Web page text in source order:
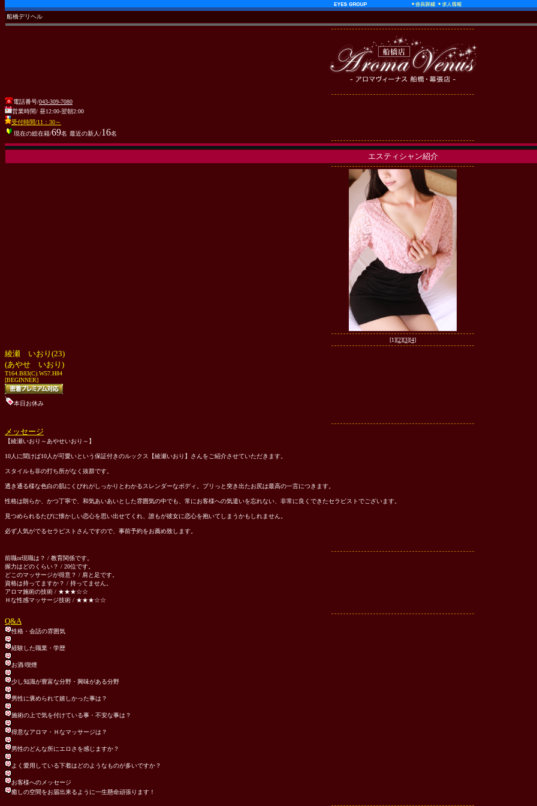
船橋デリヘル
電話番号/043-309-7080
営業時間/ 昼12:00-翌朝2:00
受付時間/11：30～
現在の総在籍/69名 最近の新人/16名
エスティシャン紹介
[1][2][3][4]
綾瀬 いおり(23)
(あやせ いおり)
T164.B83(C).W57.H84
[BEGINNER]
本日お休み
メッセージ
【綾瀬いおり～あやせいおり～】
10人に聞けば10人が可愛いという保証付きのルックス【綾瀬いおり】さんをご紹介させていただきます。
スタイルも非の打ち所がなく抜群です。
透き通る様な色白の肌にくびれがしっかりとわかるスレンダーなボディ。プリっと突き出たお尻は最高の一言につきます。
性格は朗らか、かつ丁寧で、和気あいあいとした雰囲気の中でも、常にお客様への気遣いを忘れない、非常に良くできたセラピストでございます。
見つめられるたびに懐かしい恋心を思い出せてくれ、誰もが彼女に恋心を抱いてしまうかもしれません。
必ず人気がでるセラピストさんですので、事前予約をお薦め致します。
前職or現職は？ / 教育関係です。
握力はどのくらい？ / 20位です。
どこのマッサージが得意？ / 肩と足です。
資格は持ってますか？ / 持ってません。
アロマ施術の技術 / ★★★☆☆
Ｈな性感マッサージ技術 / ★★★☆☆
Q&A
性格・会話の雰囲気
経験した職業・学歴
お酒/喫煙
少し知識が豊富な分野・興味がある分野
男性に褒められて嬉しかった事は？
施術の上で気を付けている事・不安な事は？
得意なアロマ・Ｈなマッサージは？
男性のどんな所にエロさを感じますか？
よく愛用している下着はどのようなものが多いですか？
お客様へのメッセージ
癒しの空間をお届出来るように一生懸命頑張ります！